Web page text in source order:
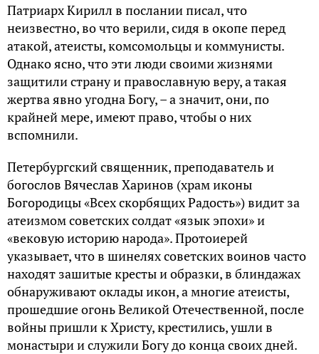
Патриарх Кирилл в послании писал, что
неизвестно, во что верили, сидя в окопе перед
атакой, атеисты, комсомольцы и коммунисты.
Однако ясно, что эти люди своими жизнями
защитили страну и православную веру, а такая
жертва явно угодна Богу, – а значит, они, по
крайней мере, имеют право, чтобы о них
вспомнили.
Петербургский священник, преподаватель и
богослов Вячеслав Харинов (храм иконы
Богородицы «Всех скорбящих Радость») видит за
атеизмом советских солдат «язык эпохи» и
«вековую историю народа». Протоиерей
указывает, что в шинелях советских воинов часто
находят зашитые кресты и образки, в блиндажах
обнаруживают оклады икон, а многие атеисты,
прошедшие огонь Великой Отечественной, после
войны пришли к Христу, крестились, ушли в
монастыри и служили Богу до конца своих дней.